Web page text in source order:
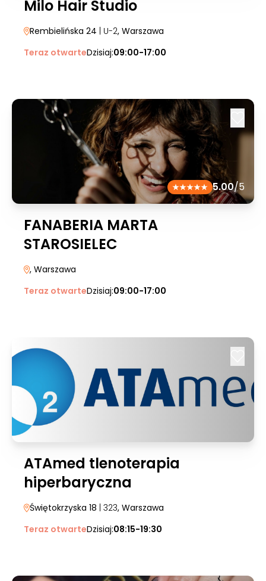
Milo Hair Studio
Rembielińska 24 | U-2, Warszawa
Teraz otwarteDzisiaj:09:00-17:00
5.00/5
FANABERIA MARTA
STAROSIELEC
, Warszawa
Teraz otwarteDzisiaj:09:00-17:00
ATAmed tlenoterapia
hiperbaryczna
Świętokrzyska 18 | 323, Warszawa
Teraz otwarteDzisiaj:08:15-19:30